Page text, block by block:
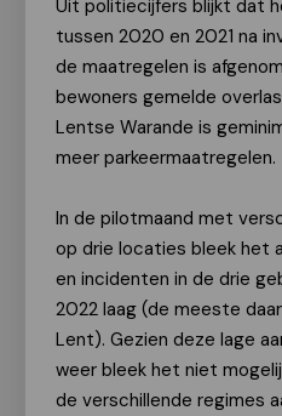
Uit politiecijfers blijkt dat
tussen 2020 en 2021 na
de maatregelen is
bewoners gemelde
Lentse Warande is
meer parkeermaatregelen.
In de pilotmaand met
op drie locaties bleek het
en incidenten in de drie
2022 laag (de meeste
Lent). Gezien deze lage
weer bleek het niet
de verschillende regimes